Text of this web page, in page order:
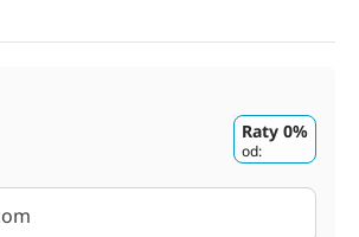
Raty 0%
od: